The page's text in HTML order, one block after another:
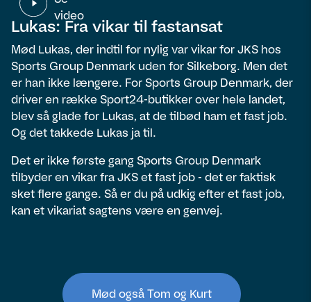
video
Lukas: Fra vikar til fastansat
Mød Lukas, der indtil for nylig var vikar for JKS hos
Sports Group Denmark uden for Silkeborg. Men det
er han ikke længere. For Sports Group Denmark, der
driver en række Sport24-butikker over hele landet,
blev så glade for Lukas, at de tilbød ham et fast job.
Og det takkede Lukas ja til.
Det er ikke første gang Sports Group Denmark
tilbyder en vikar fra JKS et fast job - det er faktisk
sket flere gange. Så er du på udkig efter et fast job,
kan et vikariat sagtens være en genvej.
Mød også Tom og Kurt